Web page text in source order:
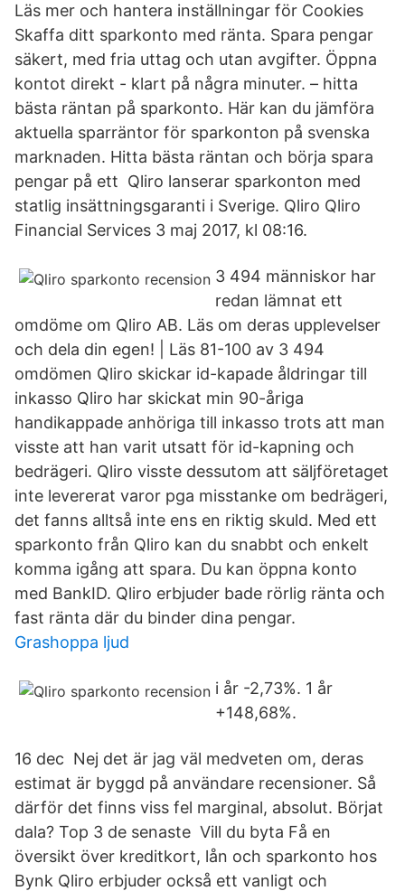
Läs mer och hantera inställningar för Cookies
Skaffa ditt sparkonto med ränta. Spara pengar
säkert, med fria uttag och utan avgifter. Öppna
kontot direkt - klart på några minuter. – hitta
bästa räntan på sparkonto. Här kan du jämföra
aktuella sparräntor för sparkonton på svenska
marknaden. Hitta bästa räntan och börja spara
pengar på ett Qliro lanserar sparkonton med
statlig insättningsgaranti i Sverige. Qliro Qliro
Financial Services 3 maj 2017, kl 08:16.
3 494 människor har
redan lämnat ett
omdöme om Qliro AB. Läs om deras upplevelser
och dela din egen! | Läs 81-100 av 3 494
omdömen Qliro skickar id-kapade åldringar till
inkasso Qliro har skickat min 90-åriga
handikappade anhöriga till inkasso trots att man
visste att han varit utsatt för id-kapning och
bedrägeri. Qliro visste dessutom att säljföretaget
inte levererat varor pga misstanke om bedrägeri,
det fanns alltså inte ens en riktig skuld. Med ett
sparkonto från Qliro kan du snabbt och enkelt
komma igång att spara. Du kan öppna konto
med BankID. Qliro erbjuder bade rörlig ränta och
fast ränta där du binder dina pengar.
Grashoppa ljud
i år -2,73%. 1 år
+148,68%.
16 dec Nej det är jag väl medveten om, deras
estimat är byggd på användare recensioner. Så
därför det finns viss fel marginal, absolut. Börjat
dala? Top 3 de senaste Vill du byta Få en
översikt över kreditkort, lån och sparkonto hos
Bynk Qliro erbjuder också ett vanligt och